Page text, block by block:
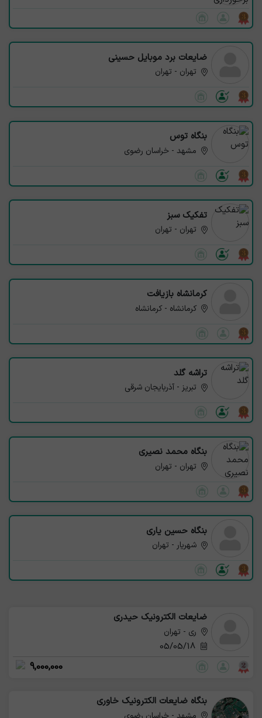
ضایعات برد موبایل حسینی
تهران - تهران
بنگاه توس
مشهد - خراسان رضوی
تفکیک سبز
تهران - تهران
کرمانشاه بازیافت
کرمانشاه - کرمانشاه
تراشه گلد
تبریز - آذربایجان شرقی
بنگاه محمد نصیری
تهران - تهران
بنگاه حسین یاری
شهریار - تهران
ضایعات الکترونیک حیدری
ری - تهران
05/05/18
9,000,000
بنگاه ضایعات الکترونیک خاوری